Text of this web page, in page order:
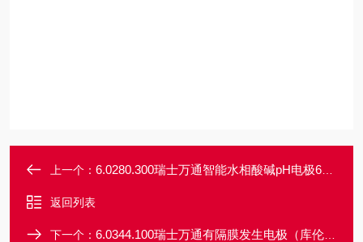
上一个： 6.0280.300瑞士万通智能水相酸碱pH电极60280300现货
返回列表
下一个： 6.0344.100瑞士万通有隔膜发生电极（库伦法）60344100